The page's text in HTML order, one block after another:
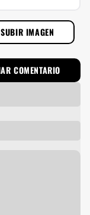
SUBIR IMAGEN